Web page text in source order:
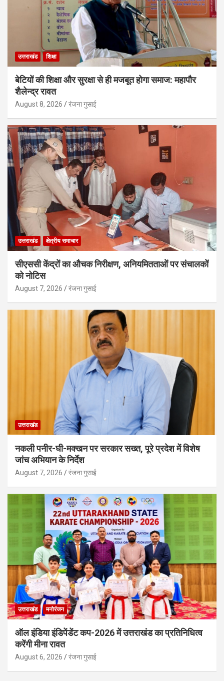
उत्तराखंड शिक्षा
बेटियों की शिक्षा और सुरक्षा से ही मजबूत होगा समाज: महापौर
शैलेन्द्र रावत
August 8, 2026 रंजना गुसाई
उत्तराखंड क्षेत्रीय समाचार
सीएससी केंद्रों का औचक निरीक्षण, अनियमितताओं पर संचालकों
को नोटिस
August 7, 2026 रंजना गुसाई
उत्तराखंड
नकली पनीर-घी-मक्खन पर सरकार सख्त, पूरे प्रदेश में विशेष
जांच अभियान के निर्देश
August 7, 2026 रंजना गुसाई
उत्तराखंड मनोरंजन
ऑल इंडिया इंडिपेंडेंट कप-2026 में उत्तराखंड का प्रतिनिधित्व
करेंगी मीना रावत
August 6, 2026 रंजना गुसाई